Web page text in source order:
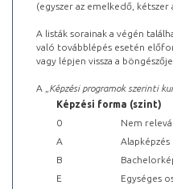
(egyszer az emelkedő,
A listák sorainak a végén
való továbblépés esetén
vagy lépjen vissza a
A „ Képzési programok szerinti
Képzési forma (szint)
0
Nem
A
Alapképzés
B
E
Egységes